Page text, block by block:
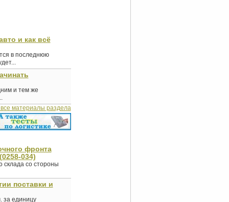
и как всё
в последнюю
и тем же
материалы раздела
фронта
034)
склада со стороны
поставки и
за единицу